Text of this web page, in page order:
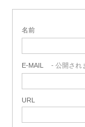
名前
E-MAIL - 公開され
URL